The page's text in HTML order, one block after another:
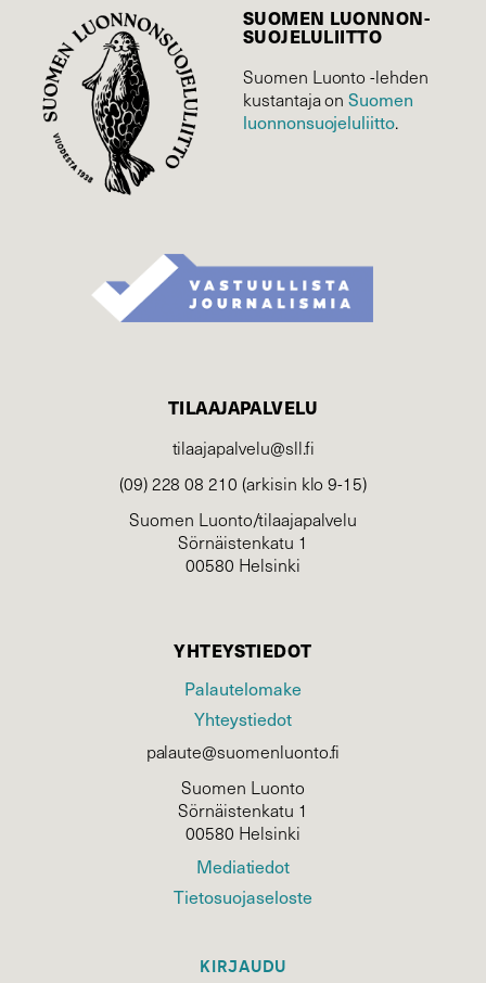
SUOMEN LUONNON­
SUOJELU­LIITTO
Suomen Luonto -lehden
kustantaja onSuomen
luonnonsuojelu­liitto.
TILAAJAPALVELU
tilaajapalvelu@sll.fi
(09) 228 08 210 (arkisin klo 9-15)
Suomen Luonto/tilaajapalvelu
Sörnäistenkatu 1
00580 Helsinki
YHTEYSTIEDOT
Palautelomake
Yhteystiedot
palaute@suomenluonto.fi
Suomen Luonto
Sörnäistenkatu 1
00580 Helsinki
Mediatiedot
Tietosuojaseloste
KIRJAUDU